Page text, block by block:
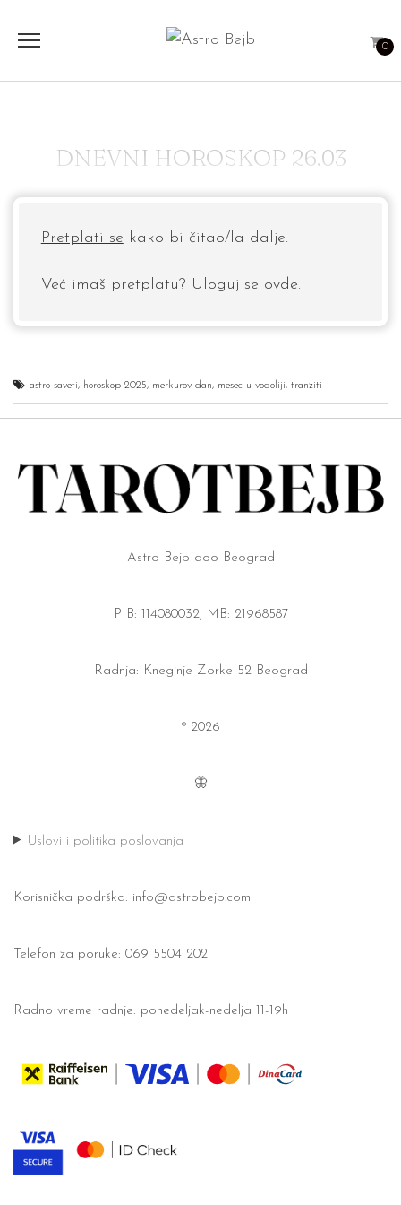
0
DNEVNI HOROSKOP 26.03
Pretplati se kako bi čitao/la dalje.
Već imaš pretplatu? Uloguj se ovde.
astro saveti, horoskop 2025, merkurov dan, mesec u vodoliji, tranziti
Astro Bejb doo Beograd
PIB: 114080032, MB: 21968587
Radnja: Kneginje Zorke 52 Beograd
® 2026
🦋
Uslovi i politika poslovanja
Korisnička podrška: info@astrobejb.com
Telefon za poruke: 069 5504 202
Radno vreme radnje: ponedeljak-nedelja 11-19h